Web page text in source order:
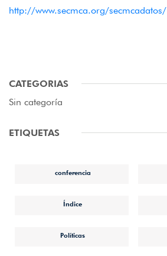
http://www.secmca.org/secmcadatos/
CATEGORIAS
Sin categoría
ETIQUETAS
conferencia
Índice
Políticas